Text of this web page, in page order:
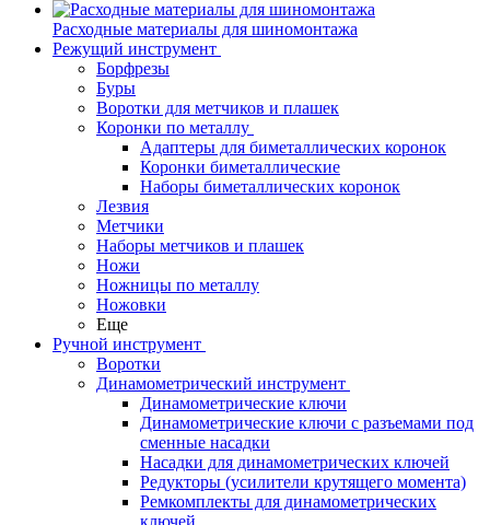
Расходные материалы для шиномонтажа
Режущий инструмент
Борфрезы
Буры
Воротки для метчиков и плашек
Коронки по металлу
Адаптеры для биметаллических коронок
Коронки биметаллические
Наборы биметаллических коронок
Лезвия
Метчики
Наборы метчиков и плашек
Ножи
Ножницы по металлу
Ножовки
Еще
Ручной инструмент
Воротки
Динамометрический инструмент
Динамометрические ключи
Динамометрические ключи с разъемами под
сменные насадки
Насадки для динамометрических ключей
Редукторы (усилители крутящего момента)
Ремкомплекты для динамометрических
ключей